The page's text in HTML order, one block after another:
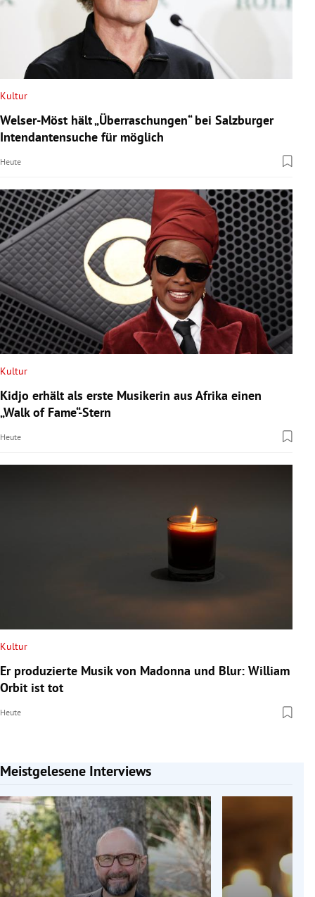
Kultur
Welser-Möst hält „Überraschungen“ bei Salzburger
Intendantensuche für möglich
Heute
Kultur
Kidjo erhält als erste Musikerin aus Afrika einen
„Walk of Fame“-Stern
Heute
Kultur
Er produzierte Musik von Madonna und Blur: William
Orbit ist tot
Heute
Meistgelesene Interviews
Slide 1 von 7